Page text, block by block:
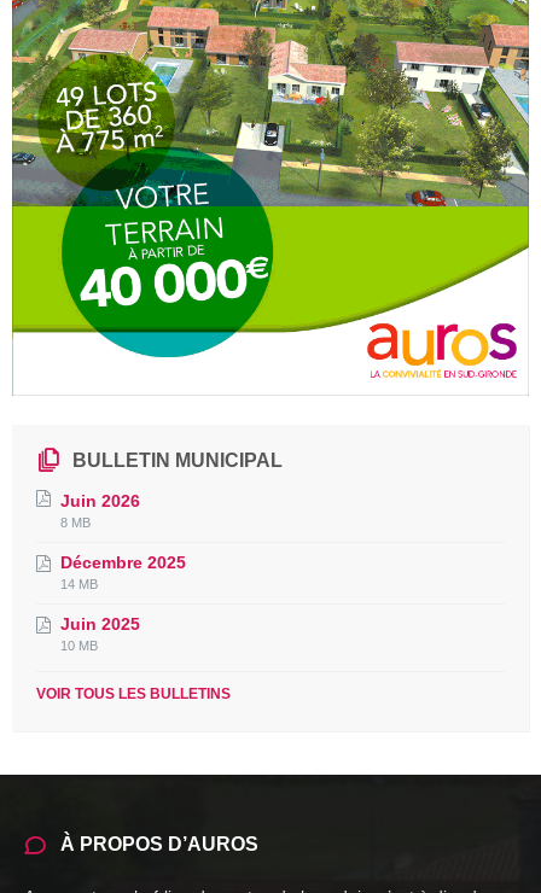
BULLETIN MUNICIPAL
Juin 2026
File
pdf
File
8 MB
Décembre 2025
File
pdf
File
14 MB
Juin 2025
File
pdf
File
10 MB
VOIR TOUS LES BULLETINS
À PROPOS D’AUROS